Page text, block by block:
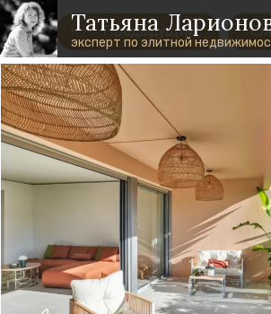
Перейти к основному содержанию
Skip to footer content
Татьяна
эксперт по элитной
Предыдущий